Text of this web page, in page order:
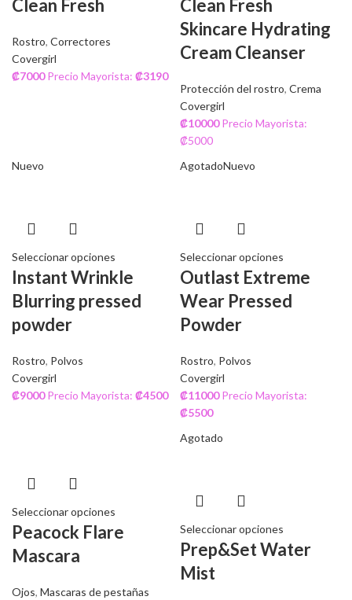
Clean Fresh
Rostro, Correctores
Covergirl
₡7000 Precio Mayorista: ₡3190
Clean Fresh
Skincare Hydrating
Cream Cleanser
Protección del rostro, Crema
Covergirl
₡10000 Precio Mayorista:
₡5000
Nuevo
Seleccionar opciones
Instant Wrinkle
Blurring pressed
powder
Rostro, Polvos
Covergirl
₡9000 Precio Mayorista: ₡4500
AgotadoNuevo
Seleccionar opciones
Outlast Extreme
Wear Pressed
Powder
Rostro, Polvos
Covergirl
₡11000 Precio Mayorista:
₡5500
Seleccionar opciones
Peacock Flare
Mascara
Ojos, Mascaras de pestañas
Agotado
Seleccionar opciones
Prep&Set Water
Mist